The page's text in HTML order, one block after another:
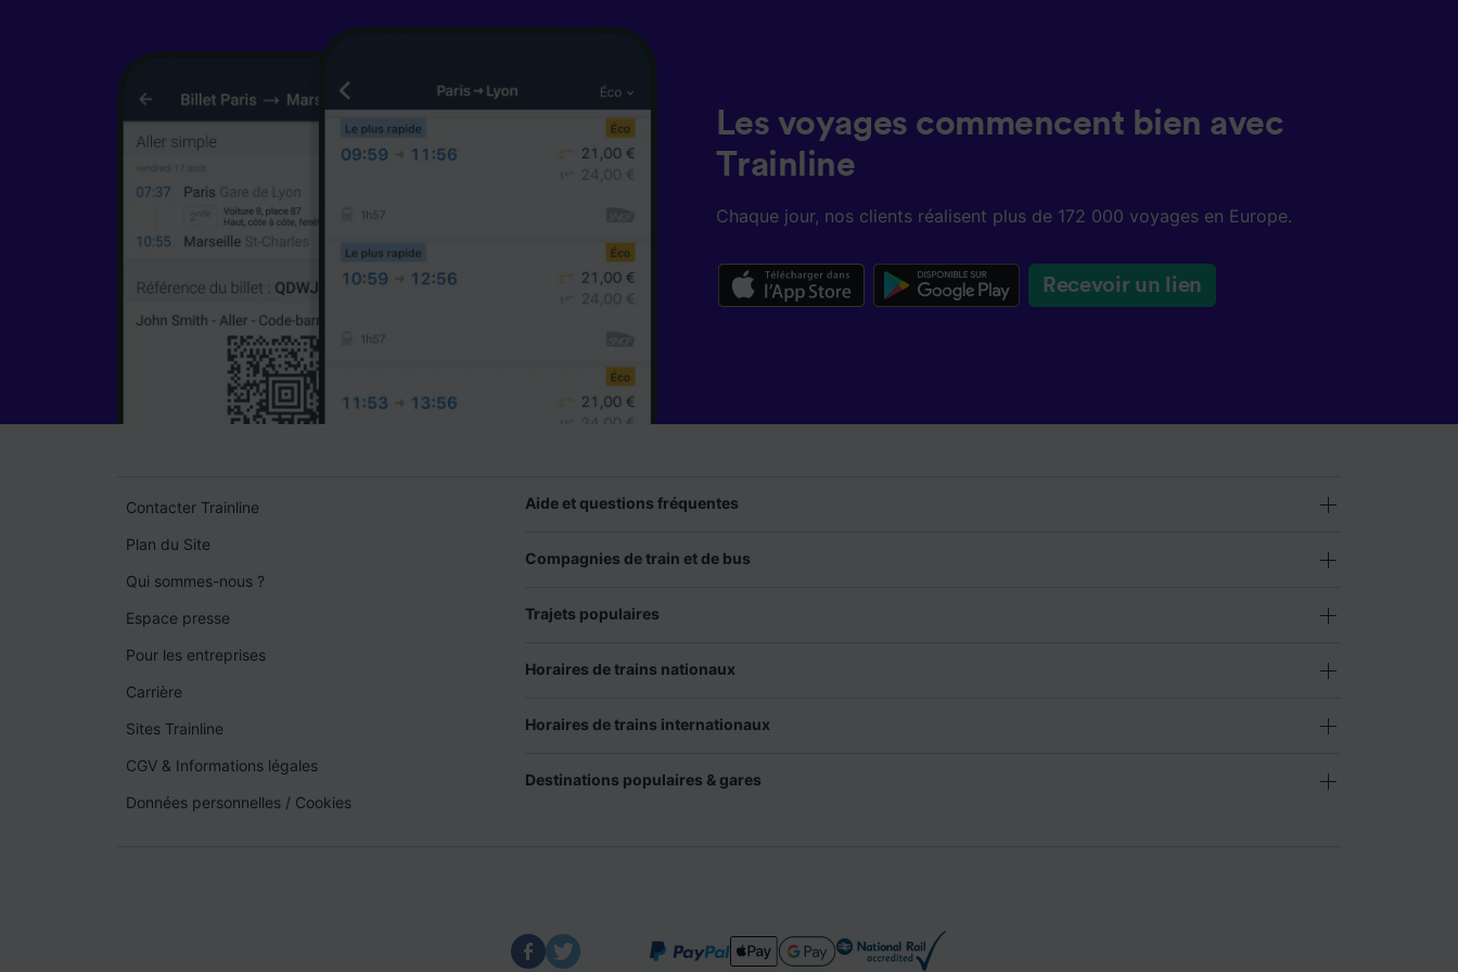
Les voyages commencent bien avec
Trainline
Chaque jour, nos clients réalisent plus de 172 000 voyages en Europe.
Recevoir un lien
Contacter Trainline
Plan du Site
Qui sommes-nous ?
Espace presse
Pour les entreprises
Carrière
Sites Trainline
CGV & Informations légales
Données personnelles / Cookies
Aide et questions fréquentes
Compagnies de train et de bus
Trajets populaires
Horaires de trains nationaux
Horaires de trains internationaux
Destinations populaires & gares